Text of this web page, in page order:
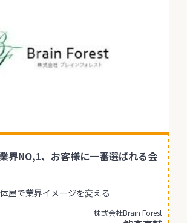
界NO,1、お客様に一番選ばれる会
屋で業界イメージを変える
株式会社Brain Forest